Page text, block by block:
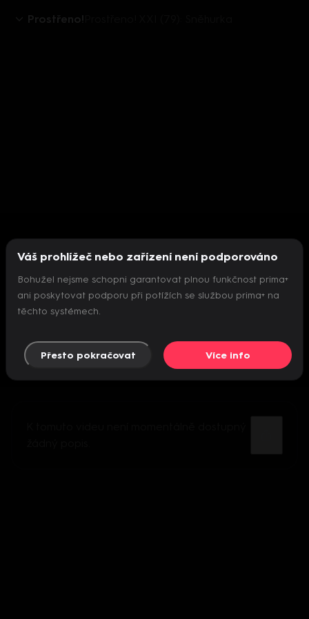
Prostřeno!
Nepodařilo se inicializovat přehrávač
Váš prohlížeč nebo zařízení není podporováno
Bohužel nejsme schopni garantovat plnou funkčnost prima+
ani poskytovat podporu při potížích se službou prima+ na
těchto systémech.
Přesto pokračovat Více info